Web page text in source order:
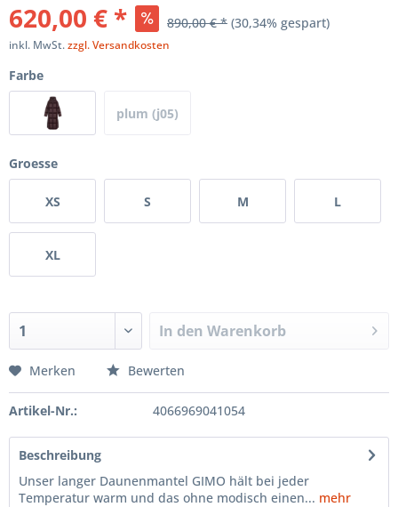
620,00 € * 890,00 € * (30,34% gespart)
inkl. MwSt.zzgl. Versandkosten
Farbe
plum (j05)
Groesse
XS S M L
XL
In den Warenkorb
Merken Bewerten
Artikel-Nr.: 4066969041054
Beschreibung
Unser langer Daunenmantel GIMO hält bei jeder
Temperatur warm und das ohne modisch einen... mehr